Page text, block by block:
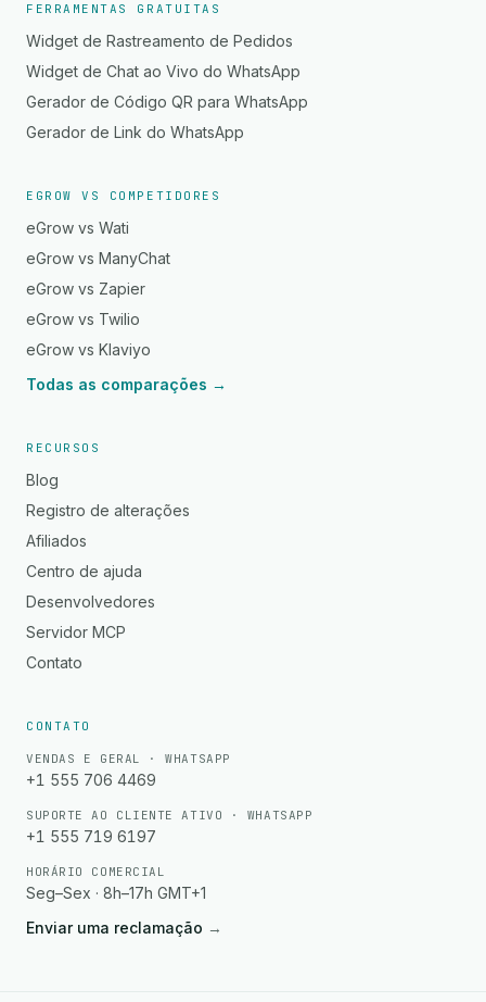
FERRAMENTAS GRATUITAS
Widget de Rastreamento de Pedidos
Widget de Chat ao Vivo do WhatsApp
Gerador de Código QR para WhatsApp
Gerador de Link do WhatsApp
EGROW VS COMPETIDORES
eGrow vs Wati
eGrow vs ManyChat
eGrow vs Zapier
eGrow vs Twilio
eGrow vs Klaviyo
Todas as comparações →
RECURSOS
Blog
Registro de alterações
Afiliados
Centro de ajuda
Desenvolvedores
Servidor MCP
Contato
CONTATO
VENDAS E GERAL · WHATSAPP
+1 555 706 4469
SUPORTE AO CLIENTE ATIVO · WHATSAPP
+1 555 719 6197
HORÁRIO COMERCIAL
Seg–Sex · 8h–17h GMT+1
Enviar uma reclamação →